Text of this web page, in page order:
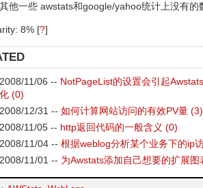
其他一些 awstats和google/yahoo统计上没有的
8% [?]
2008/11/06 -- NotPageList的设置会引起
化 (0)
2008/12/31 -- 如何计算网站访问的有效PV量 (3)
2008/11/05 -- http返回代码的一般含义 (0)
2008/11/04 -- 根据weblog分析某个业务下的ip
2008/11/01 -- 为Awstats添加自己想要的扩展图